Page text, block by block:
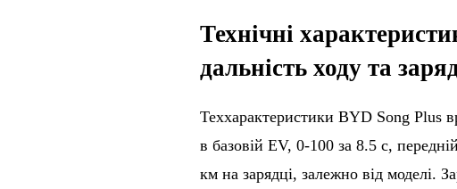
Технічні
дальність ходу та
Теххарактеристики BYD Song Plus
в базовій EV, 0-100 за 8.5 с,
км на зарядці, залежно від моделі.